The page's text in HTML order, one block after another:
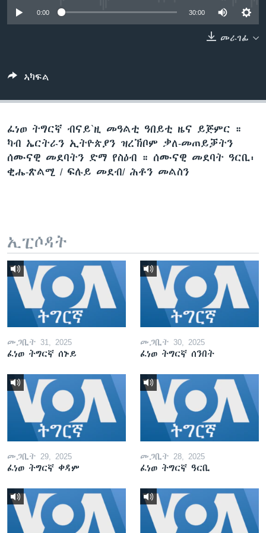
ቂሔ ጽልሚ
ቋንቋታት
0:00 30:00
መራገፊ
ኣካፍል
ፈነወ ትግርኛ ብናይ`ዚ መዓልቲ ዓበይቲ ዜና ይጅምር ።
ካብ ኤርትራን ኢትዮጵያን ዝረኽቦም ቃለ-መጠይቓትን
ሰሙናዊ መደባትን ድማ የስዕብ ። ሰሙናዊ መደባት ዓርቢ፡
ቂሔ-ጽልሚ / ፍሉይ መደብ/ ሕቶን መልስን
ኢፒሶዳት
መጋቢት 31, 2025
ፈነወ ትግርኛ ሰኑይ
መጋቢት 30, 2025
ፈነወ ትግርኛ ሰንበት
መጋቢት 29, 2025
ፈነወ ትግርኛ ቀዳም
መጋቢት 28, 2025
ፈነወ ትግርኛ ዓርቢ